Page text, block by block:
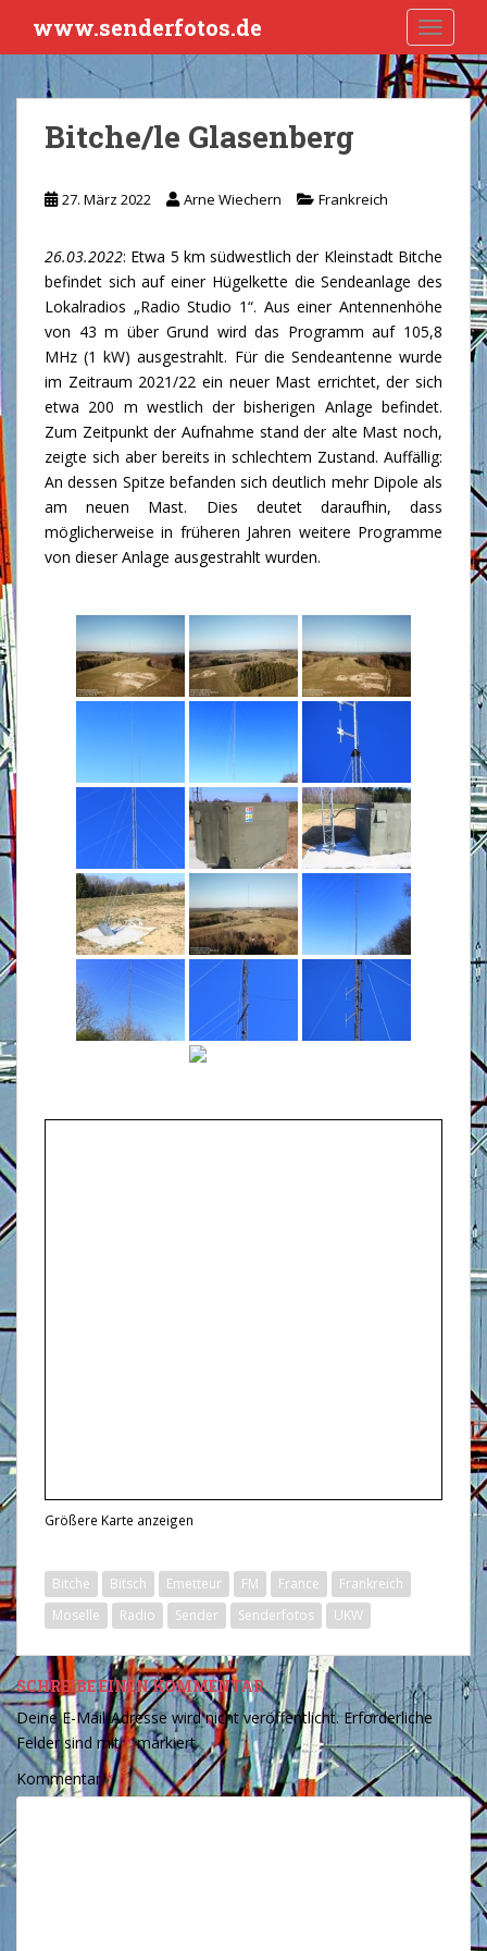
i
t
www.senderfotos.de
Bitche/le Glasenberg
27. März 2022 Arne Wiechern Frankreich
26.03.2022: Etwa 5 km südwestlich der Kleinstadt Bitche
befindet sich auf einer Hügelkette die Sendeanlage des
Lokalradios „Radio Studio 1“. Aus einer Antennenhöhe
von 43 m über Grund wird das Programm auf 105,8
MHz (1 kW) ausgestrahlt. Für die Sendeantenne wurde
im Zeitraum 2021/22 ein neuer Mast errichtet, der sich
etwa 200 m westlich der bisherigen Anlage befindet.
Zum Zeitpunkt der Aufnahme stand der alte Mast noch,
zeigte sich aber bereits in schlechtem Zustand. Auffällig:
An dessen Spitze befanden sich deutlich mehr Dipole als
am neuen Mast. Dies deutet daraufhin, dass
möglicherweise in früheren Jahren weitere Programme
von dieser Anlage ausgestrahlt wurden.
Größere Karte anzeigen
Bitche Bitsch Emetteur FM France
Frankreich
Moselle
Radio Sender Senderfotos UKW
SCHREIBE EINEN KOMMENTAR
Deine E-Mail-Adresse wird nicht veröffentlicht. Erforderliche
Felder sind mit*markiert
Kommentar*